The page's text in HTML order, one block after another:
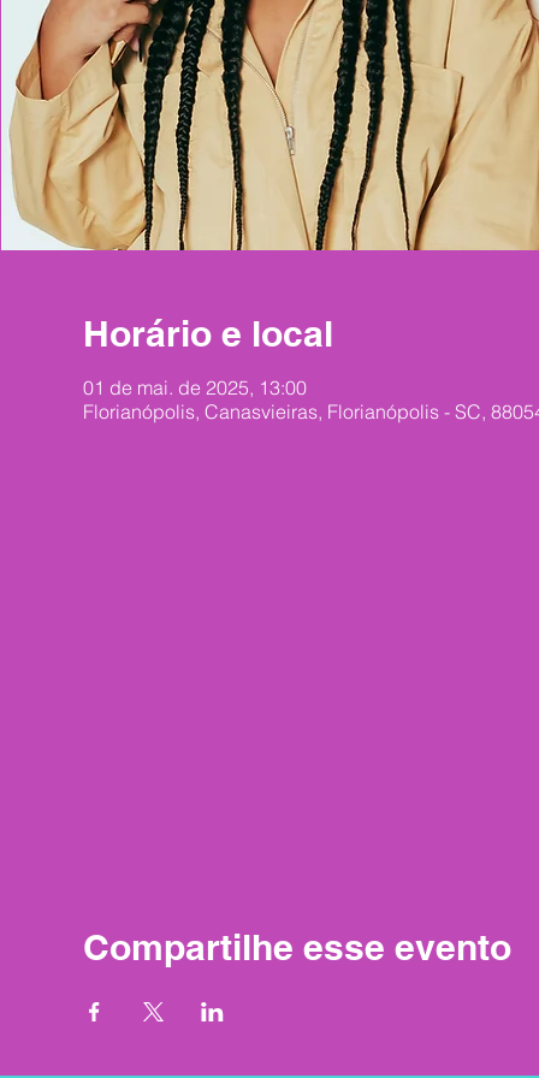
Horário e local
01 de mai. de 2025, 13:00
Florianópolis, Canasvieiras, Florianópolis - SC,
Compartilhe esse evento